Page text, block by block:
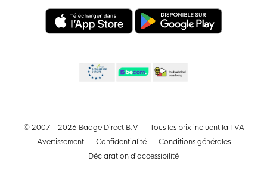
© 2007 - 2026 Badge Direct B.V
Tous les prix incluent la TVA
Avertissement
Confidentialité
Conditions générales
Déclaration d’accessibilité